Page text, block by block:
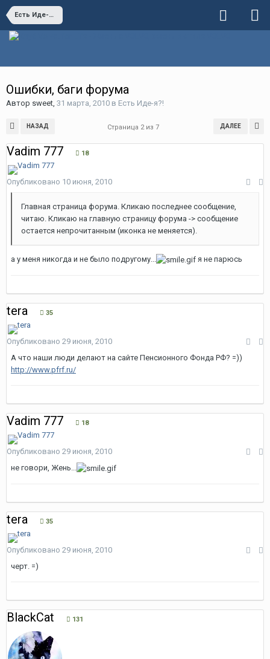
Есть Иде-я?!
Ошибки, баги форума
Автор sweet, 31 марта, 2010 в Есть Иде-я?!
НАЗАД ДАЛЕЕ
Страница 2 из 7
Vadim 777 18
Опубликовано 10 июня, 2010
Главная страница форума. Кликаю последнее сообщение,
читаю. Кликаю на главную страницу форума -> сообщение
остается непрочитанным (иконка не меняется).
а у меня никогда и не было подругому... я не парюсь
tera 35
Опубликовано 29 июня, 2010
А что наши люди делают на сайте Пенсионного Фонда РФ? =))
http://www.pfrf.ru/
Vadim 777 18
Опубликовано 29 июня, 2010
не говори, Жень...
tera 35
Опубликовано 29 июня, 2010
черт. =)
BlackCat 131